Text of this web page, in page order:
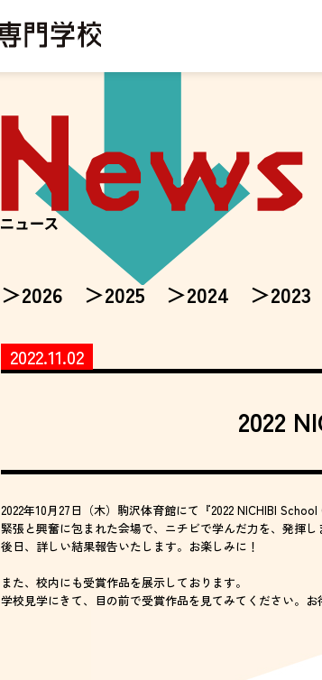
2026 2025 2024 2023
2022.11.02
2022
2022年10月27日（木）駒沢体育館にて『2022 NICHIBI
緊張と興奮に包まれた会場で、ニチビで学んだ力を、発揮し
後日、詳しい結果報告いたします。お楽しみに！
また、校内にも受賞作品を展示しております。
学校見学にきて、目の前で受賞作品を見てみてください。お